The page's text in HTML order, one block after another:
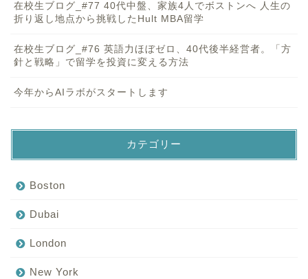
在校生ブログ_#77 40代中盤、家族4人でボストンへ 人生の
折り返し地点から挑戦したHult MBA留学
在校生ブログ_#76 英語力ほぼゼロ、40代後半経営者。「方
針と戦略」で留学を投資に変える方法
今年からAIラボがスタートします
カテゴリー
Boston
Dubai
London
New York